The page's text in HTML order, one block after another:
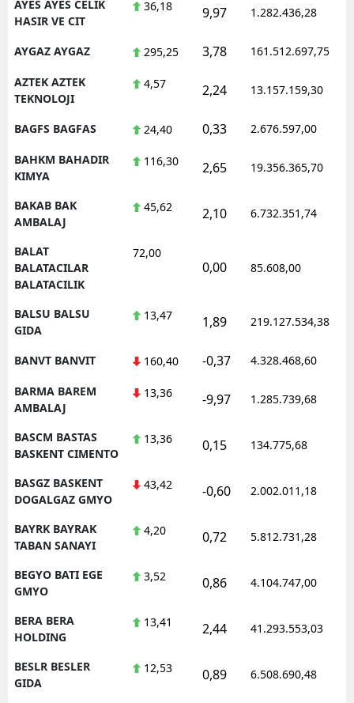
AYES AYES CELIK
HASIR VE CIT
36,18 9,97 1.282.436,28
AYGAZ AYGAZ 295,25 3,78 161.512.697,75
AZTEK AZTEK
TEKNOLOJI
4,57 2,24 13.157.159,30
BAGFS BAGFAS 24,40 0,33 2.676.597,00
BAHKM BAHADIR
KIMYA
116,30 2,65 19.356.365,70
BAKAB BAK
AMBALAJ
45,62 2,10 6.732.351,74
BALAT
BALATACILAR
BALATACILIK
72,00
0,00 85.608,00
BALSU BALSU
GIDA
13,47 1,89 219.127.534,38
BANVT BANVIT 160,40 -0,37 4.328.468,60
BARMA BAREM
AMBALAJ
13,36 -9,97 1.285.739,68
BASCM BASTAS
BASKENT CIMENTO
13,36 0,15 134.775,68
BASGZ BASKENT
DOGALGAZ GMYO
43,42 -0,60 2.002.011,18
BAYRK BAYRAK
TABAN SANAYI
4,20 0,72 5.812.731,28
BEGYO BATI EGE
GMYO
3,52 0,86 4.104.747,00
BERA BERA
HOLDING
13,41 2,44 41.293.553,03
BESLR BESLER
GIDA
12,53 0,89 6.508.690,48